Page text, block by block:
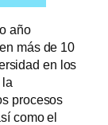
año
más de 10
en los
procesos
como el